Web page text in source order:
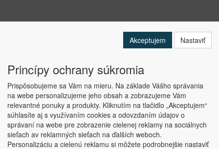
Copyright © ABRA Software a.s. 2019
Akceptujem Nastaviť
Princípy ochrany súkromia
Prispôsobujeme sa Vám na mieru. Na základe Vášho správania
na webe personalizujeme jeho obsah a zobrazujeme Vám
relevantné ponuky a produkty. Kliknutím na tlačidlo „Akceptujem“
súhlasíte aj s využívaním cookies a odovzdaním údajov o
správaní na webe pre zobrazenie cielenej reklamy na sociálnych
sieťach av reklamných sieťach na ďalších weboch.
Personalizáciu a cielenú reklamu si môžete podrobnejšie nastaviť